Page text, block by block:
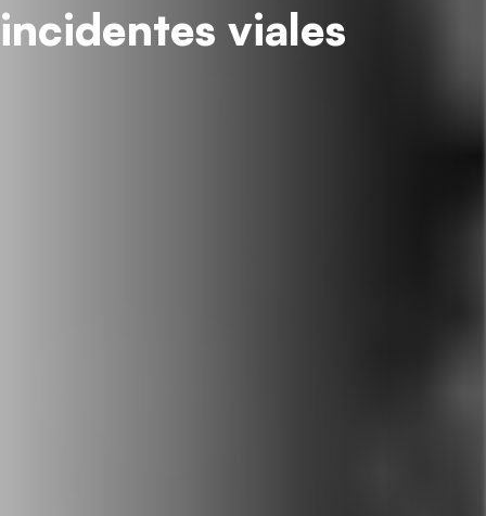
incidentes viales